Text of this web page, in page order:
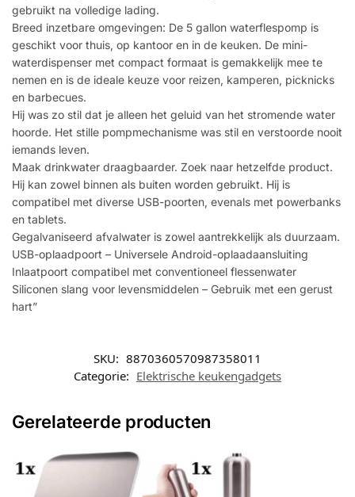
gebruikt na volledige lading.
Breed inzetbare omgevingen: De 5 gallon waterflespomp is
geschikt voor thuis, op kantoor en in de keuken. De mini-
waterdispenser met compact formaat is gemakkelijk mee te
nemen en is de ideale keuze voor reizen, kamperen, picknicks
en barbecues.
Hij was zo stil dat je alleen het geluid van het stromende water
hoorde. Het stille pompmechanisme was stil en verstoorde nooit
iemands leven.
Maak drinkwater draagbaarder. Zoek naar hetzelfde product.
Hij kan zowel binnen als buiten worden gebruikt. Hij is
compatibel met diverse USB-poorten, evenals met powerbanks
en tablets.
Gegalvaniseerd afvalwater is zowel aantrekkelijk als duurzaam.
USB-oplaadpoort – Universele Android-oplaadaansluiting
Inlaatpoort compatibel met conventioneel flessenwater
Siliconen slang voor levensmiddelen – Gebruik met een gerust
hart”
SKU: 8870360570987358011
Categorie: Elektrische keukengadgets
Gerelateerde producten